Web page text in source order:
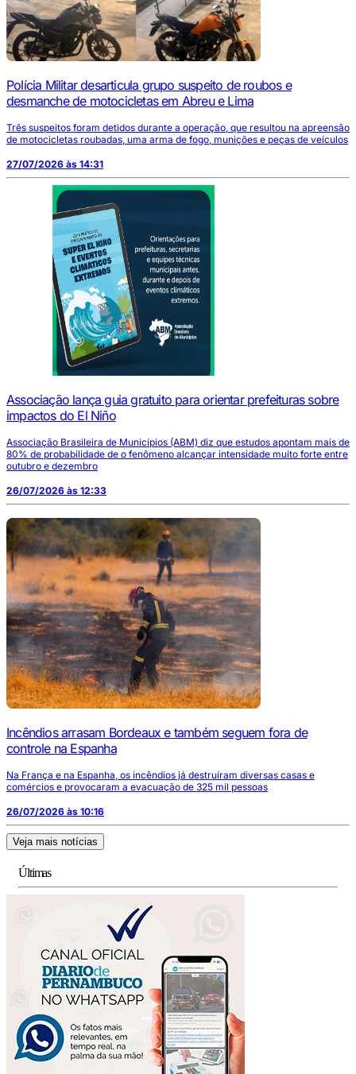
Polícia Militar desarticula grupo suspeito de roubos e
desmanche de motocicletas em Abreu e Lima
Três suspeitos foram detidos durante a operação, que resultou na apreensão
de motocicletas roubadas, uma arma de fogo, munições e peças de veículos
27/07/2026 às 14:31
Associação lança guia gratuito para orientar prefeituras sobre
impactos do El Niño
Associação Brasileira de Municípios (ABM) diz que estudos apontam mais de
80% de probabilidade de o fenômeno alcançar intensidade muito forte entre
outubro e dezembro
26/07/2026 às 12:33
Incêndios arrasam Bordeaux e também seguem fora de
controle na Espanha
Na França e na Espanha, os incêndios já destruíram diversas casas e
comércios e provocaram a evacuação de 325 mil pessoas
26/07/2026 às 10:16
Veja mais notícias
Últimas